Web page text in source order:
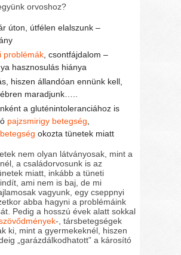
orvoshoz?
úton, útfélen elalszunk –
problémák , csontfájdalom –
hasznosulás hiánya
hiszen állandóan ennünk kell,
maradjunk…..
a gluténintoleranciához is
pajzsmirigy betegség
okozta tünetek miatt
nem olyan látványosak, mint a
a családorvosunk is az
miatt, inkább a tüneti
ami nem is baj, de mi
vagyunk, egy cseppnyi
abba hagyni a problémáink
Pedig a hosszú évek alatt sokkal
-, társbetegségek
ki, mint a gyermekeknél, hiszen
„garázdálkodhatott” a károsító